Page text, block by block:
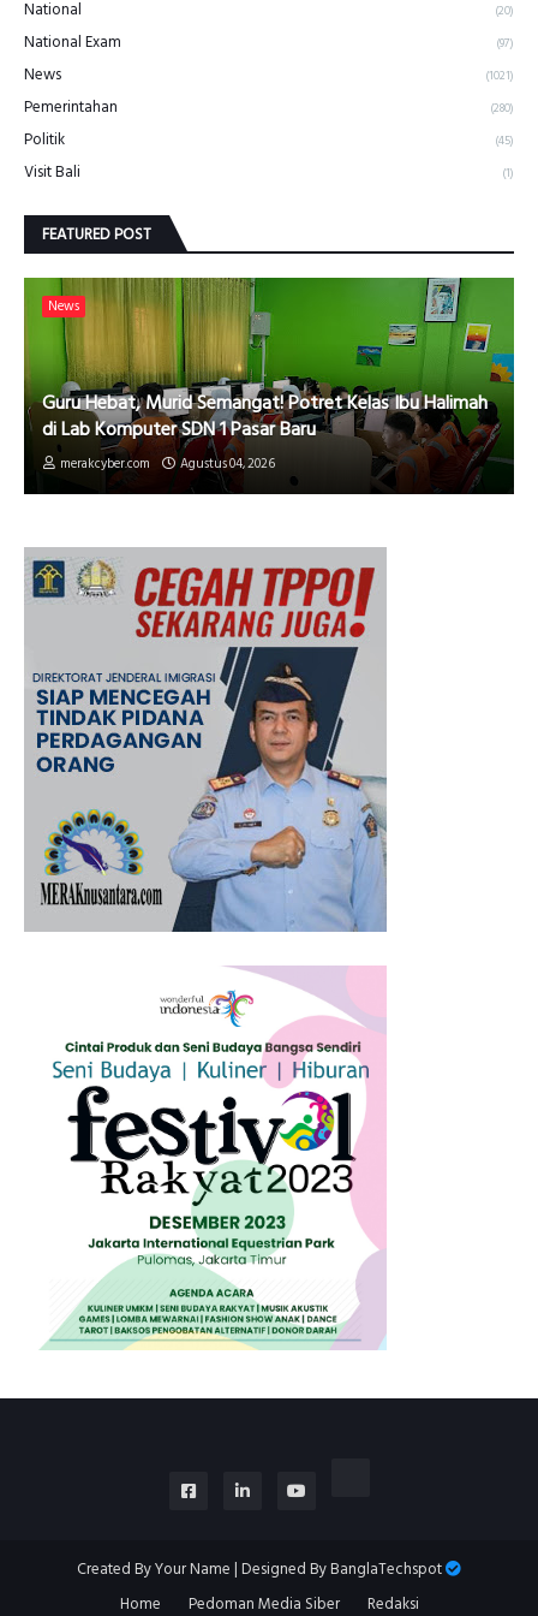
National (20)
National Exam (97)
News (1021)
Pemerintahan (280)
Politik (45)
Visit Bali (1)
FEATURED POST
News
Guru Hebat, Murid Semangat! Potret Kelas Ibu Halimah
di Lab Komputer SDN 1 Pasar Baru
merakcyber.com Agustus 04, 2026
Created ByYour Name| Designed ByBanglaTechspot
Home
Pedoman Media Siber Redaksi